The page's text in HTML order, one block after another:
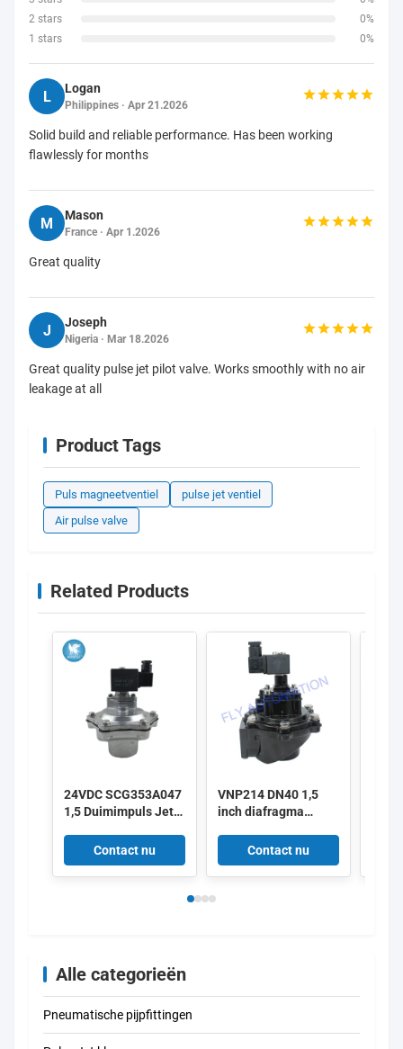
2 stars
0%
1 stars
0%
L Logan
Philippines · Apr 21.2026
Solid build and reliable performance. Has been working
flawlessly for months
M Mason
France · Apr 1.2026
Great quality
J Joseph
Nigeria · Mar 18.2026
Great quality pulse jet pilot valve. Works smoothly with no air
leakage at all
Product Tags
Puls magneetventiel
pulse jet ventiel
Air pulse valve
Related Products
24VDC SCG353A047
1,5 Duimimpuls Jet
Contact nu
VNP214 DN40 1,5
inch diafragma
aluminium puls
Contact nu
Alle categorieën
Pneumatische pijpfittingen